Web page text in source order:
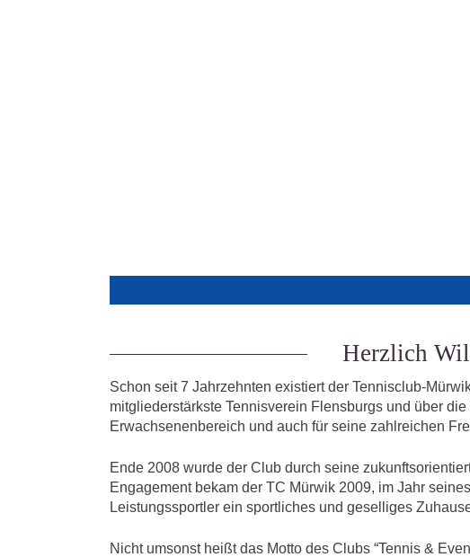
Herzlich
Schon seit 7 Jahrzehnten existiert der Tennisclub-
mitgliederstärkste Tennisverein Flensburgs und über
Erwachsenenbereich und auch für seine zahlreichen
Ende 2008 wurde der Club durch seine
Engagement bekam der TC Mürwik 2009, im Jahr
Leistungssportler ein sportliches und geselliges
Nicht umsonst heißt das Motto des Clubs “Tennis &